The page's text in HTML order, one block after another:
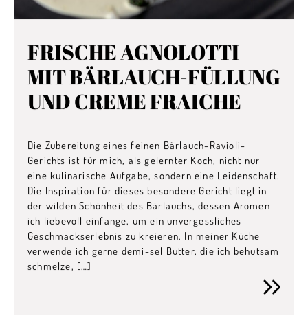
FRISCHE AGNOLOTTI
MIT BÄRLAUCH-FÜLLUNG
UND CREME FRAICHE
Die Zubereitung eines feinen Bärlauch-Ravioli-
Gerichts ist für mich, als gelernter Koch, nicht nur
eine kulinarische Aufgabe, sondern eine Leidenschaft.
Die Inspiration für dieses besondere Gericht liegt in
der wilden Schönheit des Bärlauchs, dessen Aromen
ich liebevoll einfange, um ein unvergessliches
Geschmackserlebnis zu kreieren. In meiner Küche
verwende ich gerne demi-sel Butter, die ich behutsam
schmelze, […]